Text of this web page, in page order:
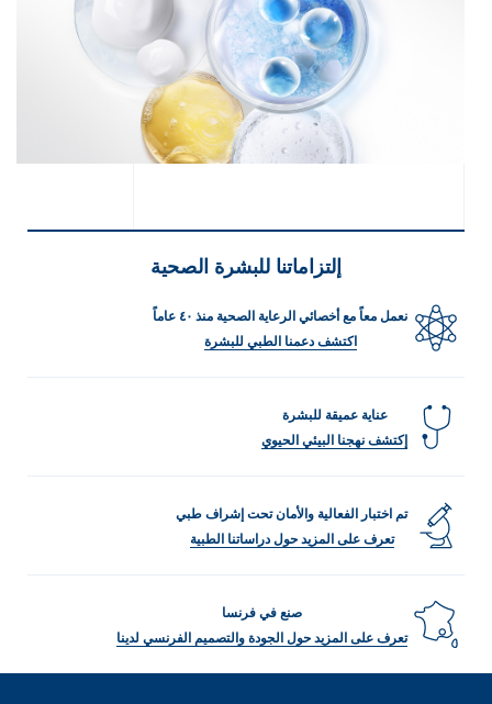
إلتزاماتنا للبشرة الصحية
نعمل معاً مع أخصائي الرعاية الصحية منذ ٤٠ عاماً
اكتشف دعمنا الطبي للبشرة
عناية عميقة للبشرة
إكتشف نهجنا البيئي الحيوي
تم اختبار الفعالية والأمان تحت إشراف طبي
تعرف على المزيد حول دراساتنا الطبية
صنع في فرنسا
تعرف على المزيد حول الجودة والتصميم الفرنسي لدينا